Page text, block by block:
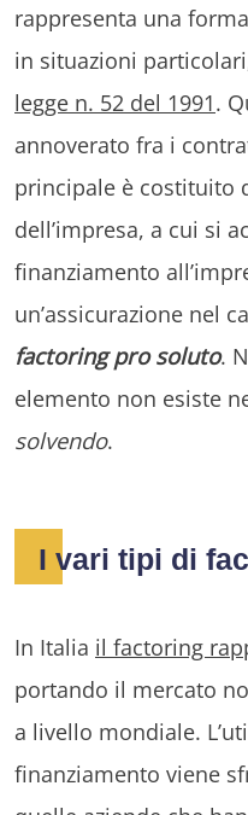
rappresenta una
in situazioni
legge n. 52 del 1991.
annoverato fra i
principale è costituito
dell’impresa, a cui si
finanziamento
un’assicurazione nel
factoring pro soluto.
elemento non esiste
solvendo.
I vari tipi di
In Italia il factoring
portando il mercato
a livello mondiale.
finanziamento viene